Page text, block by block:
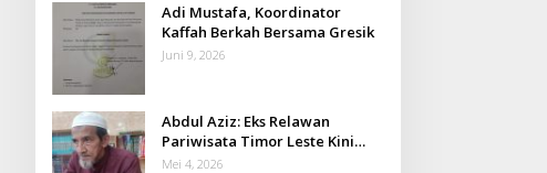
Adi Mustafa, Koordinator
Kaffah Berkah Bersama Gresik
Juni 9, 2026
Abdul Aziz: Eks Relawan
Pariwisata Timor Leste Kini
Takmir Kalisat
Mei 4, 2026